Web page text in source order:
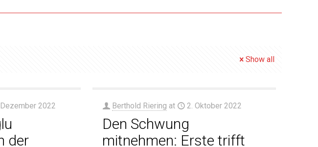
Show all
2022
der
Berthold Riering at 2. Oktober 2022
Den Schwung
mitnehmen: Erste trifft